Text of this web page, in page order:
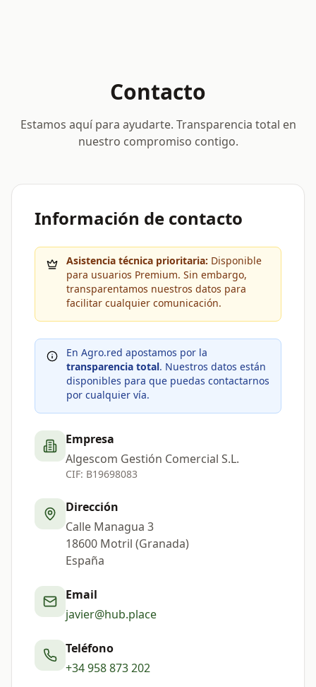
Contacto
Estamos aquí para ayudarte. Transparencia total en
nuestro compromiso contigo.
Información de contacto
Asistencia técnica prioritaria: Disponible
para usuarios Premium. Sin embargo,
transparentamos nuestros datos para
facilitar cualquier comunicación.
En Agro.red apostamos por la
transparencia total. Nuestros datos están
disponibles para que puedas contactarnos
por cualquier vía.
Empresa
Algescom Gestión Comercial S.L.
CIF: B19698083
Dirección
Calle Managua 3
18600 Motril (Granada)
España
Email
javier@hub.place
Teléfono
+34 958 873 202